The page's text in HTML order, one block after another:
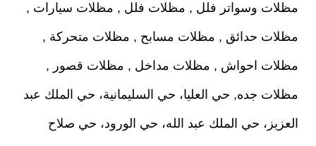
مظلات وسواتر فلل , مظلات فلل , مظلات سيارات ,
مظلات حدائق , مظلات مسابح , مظلات متحركة ,
مظلات احواش , مظلات مداخل , مظلات قصور ,
مظلات جده, حي العليا، حي السليمانية، حي الملك عبد
العزيز، حي الملك عبد الله، حي الورود، حي صلاح